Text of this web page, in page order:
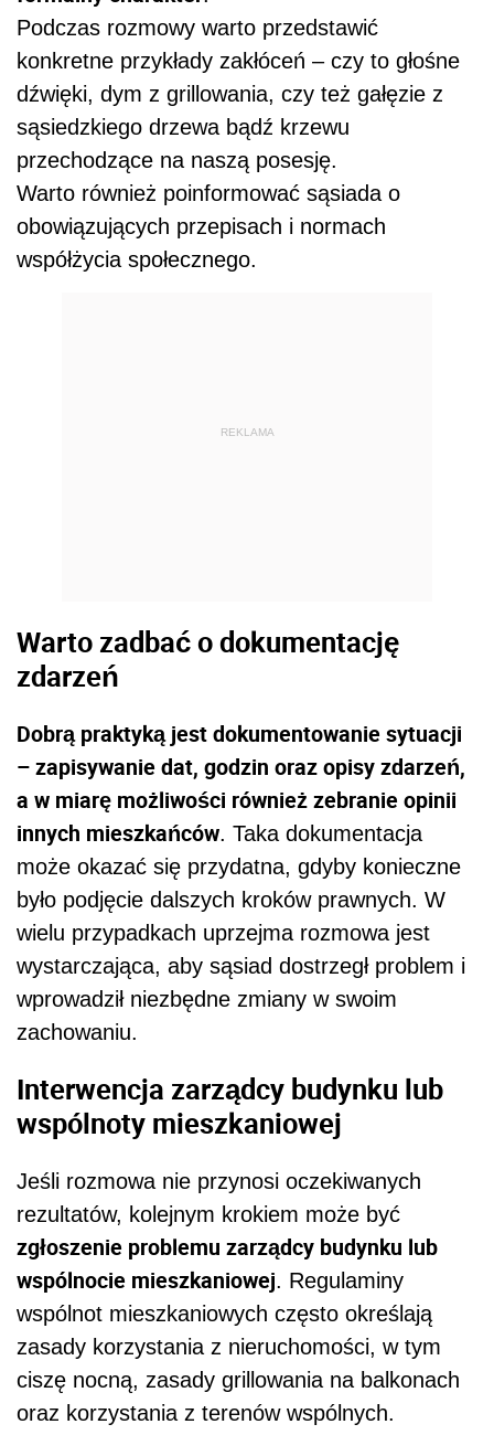
Podczas rozmowy warto przedstawić
konkretne przykłady zakłóceń – czy to głośne
dźwięki, dym z grillowania, czy też gałęzie z
sąsiedzkiego drzewa bądź krzewu
przechodzące na naszą posesję.
Warto również poinformować sąsiada o
obowiązujących przepisach i normach
współżycia społecznego.
REKLAMA
Warto zadbać o dokumentację
zdarzeń
Dobrą praktyką jest dokumentowanie sytuacji
– zapisywanie dat, godzin oraz opisy zdarzeń,
a w miarę możliwości również zebranie opinii
innych mieszkańców. Taka dokumentacja
może okazać się przydatna, gdyby konieczne
było podjęcie dalszych kroków prawnych. W
wielu przypadkach uprzejma rozmowa jest
wystarczająca, aby sąsiad dostrzegł problem i
wprowadził niezbędne zmiany w swoim
zachowaniu.
Interwencja zarządcy budynku lub
wspólnoty mieszkaniowej
Jeśli rozmowa nie przynosi oczekiwanych
rezultatów, kolejnym krokiem może być
zgłoszenie problemu zarządcy budynku lub
wspólnocie mieszkaniowej. Regulaminy
wspólnot mieszkaniowych często określają
zasady korzystania z nieruchomości, w tym
ciszę nocną, zasady grillowania na balkonach
oraz korzystania z terenów wspólnych.